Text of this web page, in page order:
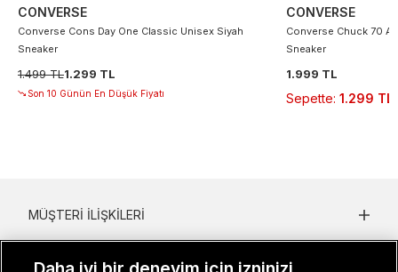
CONVERSE
Converse Cons Day One Classic Unisex Siyah
Sneaker
1.499 TL1.299 TL
Son 10 Günün En Düşük Fiyatı
CONVERSE
Converse Chuck 70
Sneaker
1.999 TL
Sepette: 1.299 TL
MÜŞTERI İLIŞKILERI